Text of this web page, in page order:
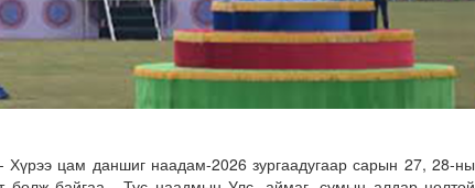
Хүрээ цам даншиг наадам-2026 зургаадугаар сарын 27, 28-ны